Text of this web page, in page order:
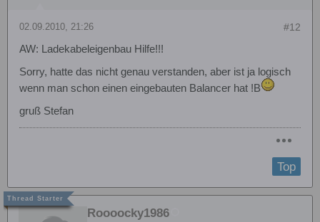
#12
02.09.2010, 21:26
AW: Ladekabeleigenbau Hilfe!!!
Sorry, hatte das nicht genau verstanden, aber ist ja logisch
wenn man schon einen eingebauten Balancer hat !B
gruß Stefan
Top
Roooocky1986